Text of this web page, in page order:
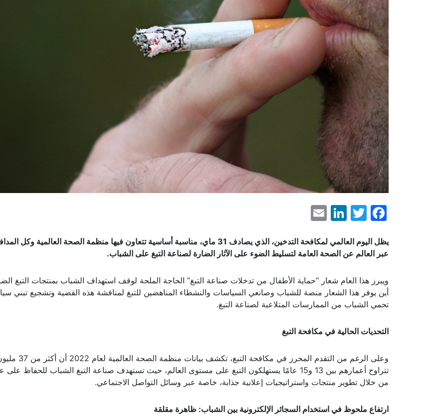
Facebook
Twitter
LinkedIn
يظل اليوم العالمي لمكافحة التدخين، الذي يصادف 31 ماي، مناسبة أساسية تتعاون فيها منظمة الصحة العالمية وكل
عبر العالم عن الصحة العامة لتسليط الضوء على الآثار الضارة لصناعة التبغ على الشباب.
ويبرز هذا العام شعار “حماية الأطفال من تدخلات صناعة التبغ” الحاجة الملحة لوقف استهداف الشباب بمنتجات التبغ
أين يوفر هذا الشعار منصة للشباب وصانعي السياسات والنشطاء المناهضين للتبغ لمناقشة هذه القضية وتشجيع تبني
تحمي الشباب من الممارسات المتلاعبة لصناعة التبغ.
التحديات الحالية في مكافحة التبغ
وعلى الرغم من التقدم المحرز في مكافحة
تتراوح أعمارهم بين 13 و15 عامًا يستهلكون التبغ على مستوى العالم، حيث تستهدف صناعة التبغ الشباب للحفاظ على
من خلال تطوير منتجات واستراتيجيات إعلانية جذابة، خاصة عبر وسائل التواصل الاجتماعي.
ارتفاع ملحوظ في استخدام السجائر الإلكترونية بين الشباب: ظاهرة مقلقة